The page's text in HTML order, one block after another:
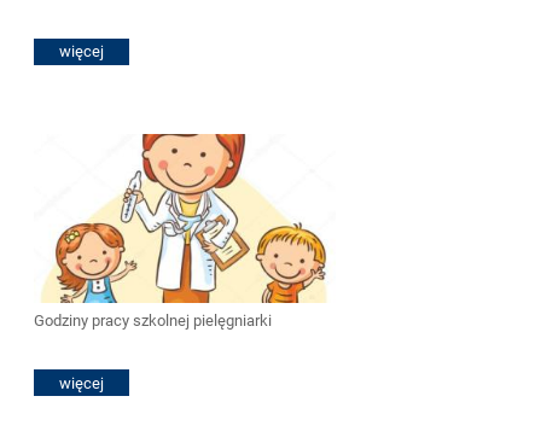
więcej
Godziny pracy szkolnej pielęgniarki
więcej